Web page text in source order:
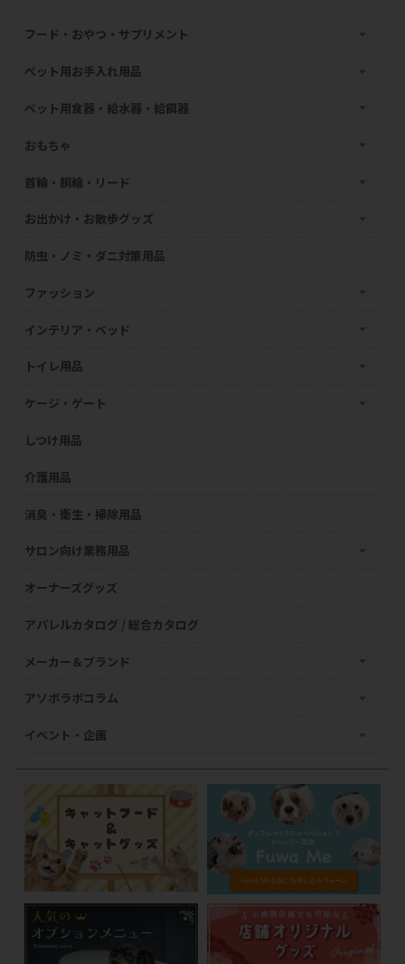
フード・おやつ・サプリメント
ペット用お手入れ用品
ペット用食器・給水器・給餌器
おもちゃ
首輪・胴輪・リード
お出かけ・お散歩グッズ
防虫・ノミ・ダニ対策用品
ファッション
インテリア・ベッド
トイレ用品
ケージ・ゲート
しつけ用品
介護用品
消臭・衛生・掃除用品
サロン向け業務用品
オーナーズグッズ
アパレルカタログ / 総合カタログ
メーカー＆ブランド
アソボラボコラム
イベント・企画